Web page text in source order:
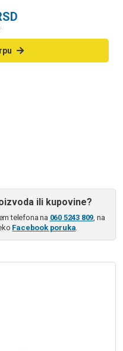
ili kupovine?
telefona na 060 5243 809, na
Facebook poruka.